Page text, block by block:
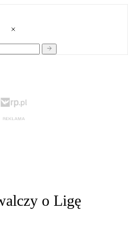
o Ligę